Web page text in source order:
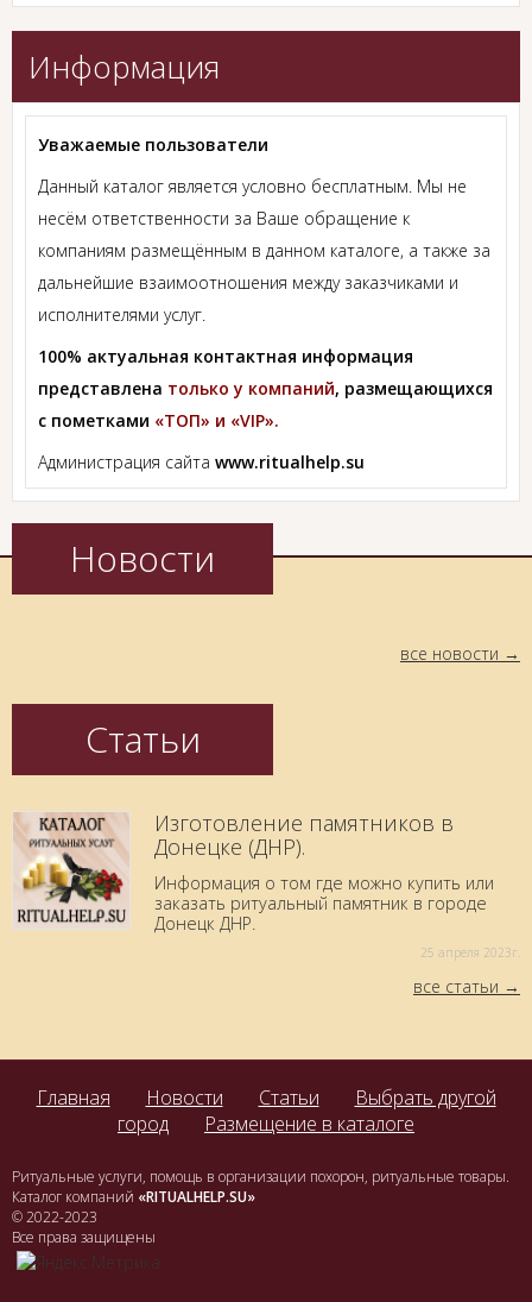
Информация
Уважаемые пользователи
Данный каталог является условно бесплатным. Мы не
несём ответственности за Ваше обращение к
компаниям размещённым в данном каталоге, а также за
дальнейшие взаимоотношения между заказчиками и
исполнителями услуг.
100% актуальная контактная информация
представлена только у компаний, размещающихся
с пометками «ТОП» и «VIP».
Администрация сайта www.ritualhelp.su
Новости
все новости
Статьи
Изготовление памятников в
Донецке (ДНР).
Информация о том где можно купить или
заказать ритуальный памятник в городе
Донецк ДНР.
25 aпреля 2023г.
все статьи
Главная Новости Статьи
Выбрать другой
город
Размещение в каталоге
Ритуальные услуги, помощь в организации похорон, ритуальные товары.
Каталог компаний «RITUALHELP.SU»
© 2022-2023
Все права защищены